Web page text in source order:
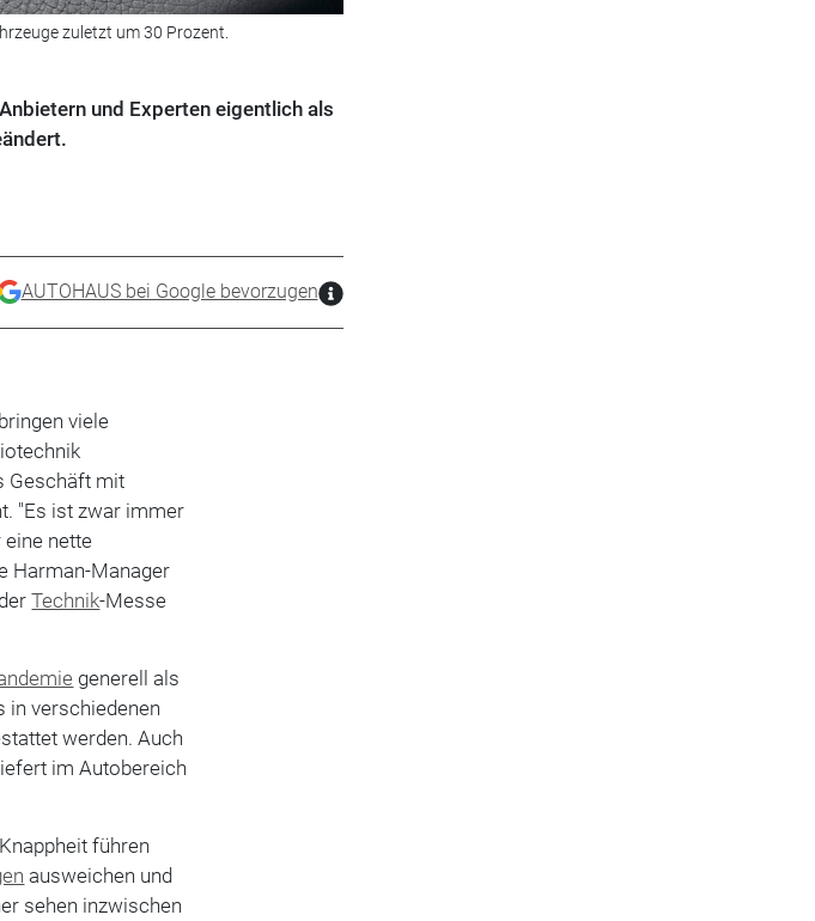
zuletzt um 30 Prozent.
und Experten eigentlich als
AUTOHAUS bei Google bevorzugen
bringen viele
Geschäft mit
"Es ist zwar immer
nette
Harman-Manager
Technik-Messe
generell als
in verschiedenen
werden. Auch
im Autobereich
führen
ausweichen und
sehen inzwischen